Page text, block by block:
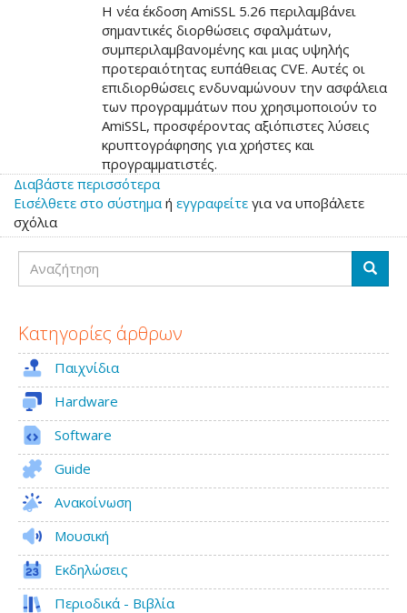
Η νέα έκδοση AmiSSL 5.26 περιλαμβάνει
σημαντικές διορθώσεις σφαλμάτων,
συμπεριλαμβανομένης και μιας υψηλής
προτεραιότητας ευπάθειας CVE. Αυτές οι
επιδιορθώσεις ενδυναμώνουν την ασφάλεια
των προγραμμάτων που χρησιμοποιούν το
AmiSSL, προσφέροντας αξιόπιστες λύσεις
κρυπτογράφησης για χρήστες και
προγραμματιστές.
Διαβάστε περισσότερα
το
AmiSSL
Εισέλθετε στο σύστημα ή εγγραφείτε για να υποβάλετε
σχόλια
Αναζήτηση
Κατηγορίες άρθρων
Παιχνίδια
Hardware
Software
Guide
Ανακοίνωση
Μουσική
Εκδηλώσεις
Περιοδικά - Βιβλία